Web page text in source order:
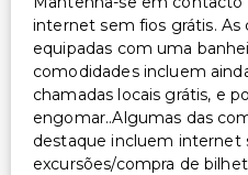
Acessibilidade
Acessível para cadeira de
Outros serviços
Serviço de lavanderia
internet sem fios grátis. As
equipadas com uma
comodidades incluem
chamadas locais grátis, e
engomar..Algumas das
destaque incluem internet
excursões/compra de